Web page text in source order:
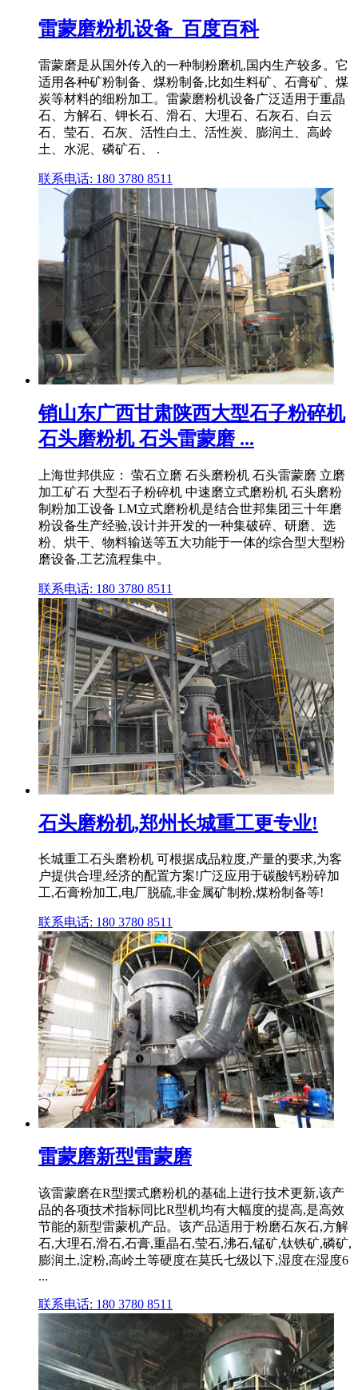
雷蒙磨粉机设备_百度百科
雷蒙磨是从国外传入的一种制粉磨机,国内生产较多。它
适用各种矿粉制备、煤粉制备,比如生料矿、石膏矿、煤
炭等材料的细粉加工。雷蒙磨粉机设备广泛适用于重晶
石、方解石、钾长石、滑石、大理石、石灰石、白云
石、莹石、石灰、活性白土、活性炭、膨润土、高岭
土、水泥、磷矿石、 .
联系电话: 180 3780 8511
销山东广西甘肃陕西大型石子粉碎机
石头磨粉机 石头雷蒙磨 ...
上海世邦供应： 萤石立磨 石头磨粉机 石头雷蒙磨 立磨
加工矿石 大型石子粉碎机 中速磨立式磨粉机 石头磨粉
制粉加工设备 LM立式磨粉机是结合世邦集团三十年磨
粉设备生产经验,设计并开发的一种集破碎、研磨、选
粉、烘干、物料输送等五大功能于一体的综合型大型粉
磨设备,工艺流程集中。
联系电话: 180 3780 8511
石头磨粉机,郑州长城重工更专业!
长城重工石头磨粉机 可根据成品粒度,产量的要求,为客
户提供合理,经济的配置方案!广泛应用于碳酸钙粉碎加
工,石膏粉加工,电厂脱硫,非金属矿制粉,煤粉制备等!
联系电话: 180 3780 8511
雷蒙磨新型雷蒙磨
该雷蒙磨在R型摆式磨粉机的基础上进行技术更新,该产
品的各项技术指标同比R型机均有大幅度的提高,是高效
节能的新型雷蒙机产品。该产品适用于粉磨石灰石,方解
石,大理石,滑石,石膏,重晶石,莹石,沸石,锰矿,钛铁矿,磷矿,
膨润土,淀粉,高岭土等硬度在莫氏七级以下,湿度在湿度6
...
联系电话: 180 3780 8511